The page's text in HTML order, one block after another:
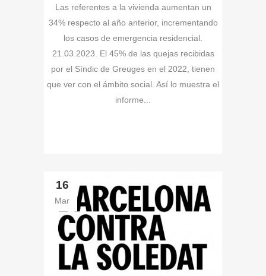
Las referentes a la vivienda aumentan un
34% respecto al año anterior, incrementando
los casos de emergencia residencial.
21.03.2023. El 45% de las quejas recibidas
por el Síndic de Greuges en el 2022, tienen
que ver con el ámbito social. Así lo muestra el
informe...
16
Mar